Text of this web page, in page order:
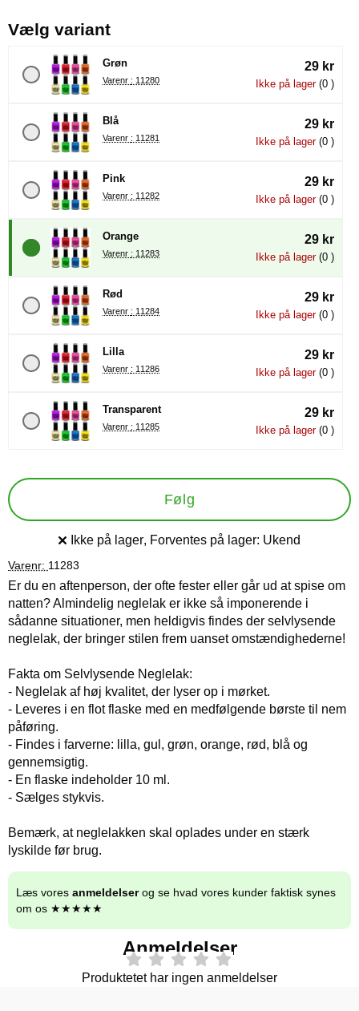
Vælg variant, (Valg af en ny radioknap vil
Grøn
Varenr : 11280
29 kr
Ikke på lager(0 )
Blå
Varenr : 11281
29 kr
Ikke på lager(0 )
Pink
Varenr : 11282
29 kr
Ikke på lager(0 )
Orange
Varenr : 11283
29 kr
Ikke på lager(0 )
Rød
Varenr : 11284
29 kr
Ikke på lager(0 )
Lilla
Varenr : 11286
29 kr
Ikke på lager(0 )
Transparent
Varenr : 11285
29 kr
Ikke på lager(0 )
Følg
Produkttilgængelighed:
Ikke på lager, Forventes på lager: Ukend
Varenr: 11283
Er du en aftenperson, der ofte fester eller går ud at spise om
natten? Almindelig neglelak er ikke så imponerende i
sådanne situationer, men heldigvis findes der selvlysende
neglelak, der bringer stilen frem uanset omstændighederne!
Fakta om Selvlysende Neglelak:
- Neglelak af høj kvalitet, der lyser op i mørket.
- Leveres i en flot flaske med en medfølgende børste til nem
påføring.
- Findes i farverne: lilla, gul, grøn, orange, rød, blå og
gennemsigtig.
- En flaske indeholder 10 ml.
- Sælges stykvis.
Bemærk, at neglelakken skal oplades under en stærk
lyskilde før brug.
Læs vores anmeldelserog se hvad vores kunder faktisk synes
om os ★★★★★
Anmeldelser
Produktetet har ingen anmeldelser